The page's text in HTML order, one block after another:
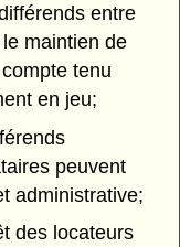
entre
maintien de
tenu
en jeu;
peuvent
administrative;
des locateurs